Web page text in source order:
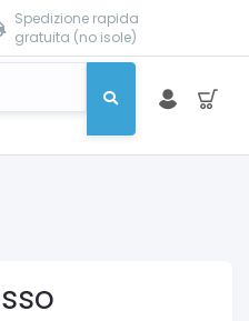
Spedizione rapida
gratuita (no isole)